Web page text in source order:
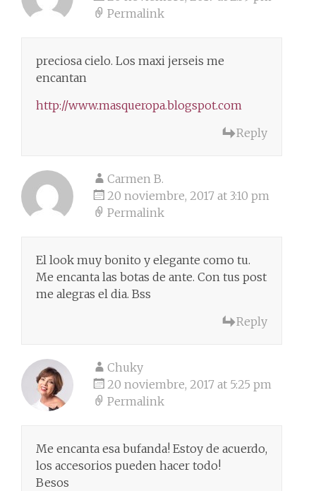
Permalink
preciosa cielo. Los maxi jerseis me
encantan
http://www.masqueropa.blogspot.com
Reply
Carmen B.
20 noviembre, 2017 at 3:10 pm
Permalink
El look muy bonito y elegante como tu.
Me encanta las botas de ante. Con tus post
me alegras el dia. Bss
Reply
Chuky
20 noviembre, 2017 at 5:25 pm
Permalink
Me encanta esa bufanda! Estoy de acuerdo,
los accesorios pueden hacer todo!
Besos